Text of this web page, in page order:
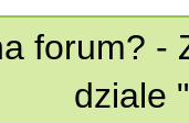
forum? -
dziale